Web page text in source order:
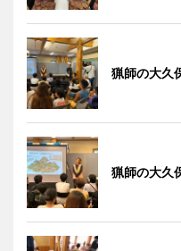
猟師の大久
猟師の大久